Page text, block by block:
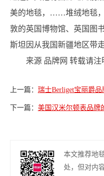
美的地毯，……堆绒地毯，
敦的英国博物馆、英国图
斯坦因从我国新疆地区带
来源 品牌网 转载请注
上一篇： 瑞士Berliget宝丽爵
下一篇： 美国汉米尔顿表品牌
本文推荐地
处，但对内